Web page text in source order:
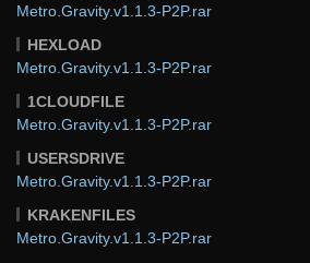
Metro.Gravity.v1.1.3-P2P.rar
HEXLOAD
Metro.Gravity.v1.1.3-P2P.rar
1CLOUDFILE
Metro.Gravity.v1.1.3-P2P.rar
USERSDRIVE
Metro.Gravity.v1.1.3-P2P.rar
KRAKENFILES
Metro.Gravity.v1.1.3-P2P.rar